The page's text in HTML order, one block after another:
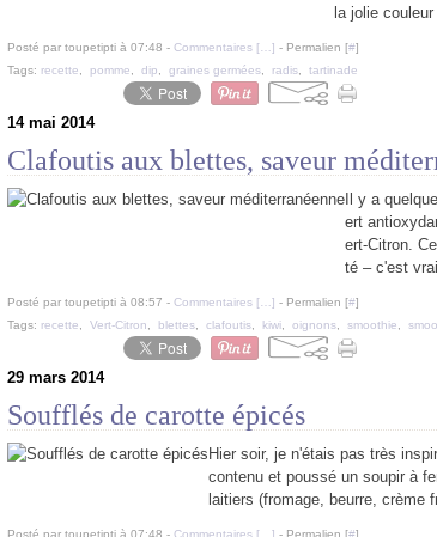
la jolie
Posté par toupetipti à 07:48 - Commentaires [ ] - Permalien [#]
Tags: recette pomme dip graines germées radis tartinade
14 mai 2014
Clafoutis aux blettes, saveur
Il y a
ert
ert-Citron.
té – c'est
Posté par toupetipti à 08:57 - Commentaires [ ] - Permalien [#]
Tags: recette Vert-Citron blettes clafoutis kiwi oignons smoothie
29 mars 2014
Soufflés de carotte épicés
Hier soir, je n'étais pas très
contenu et poussé un soupir à
laitiers (fromage, beurre, crème
Posté par toupetipti à 07:48 - Commentaires [ ] - Permalien [#]